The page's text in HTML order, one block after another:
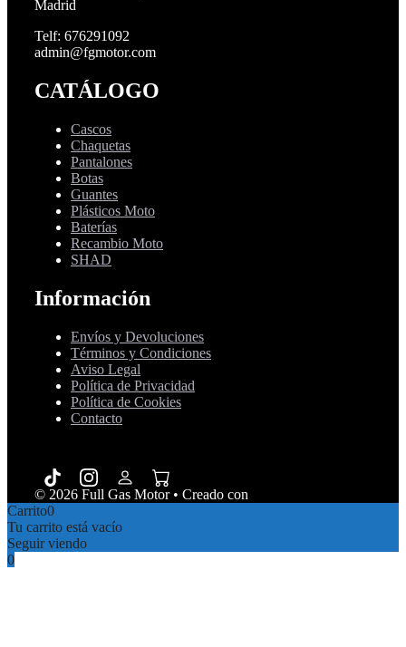
Madrid
Telf: 676291092
admin@fgmotor.com
CATÁLOGO
Cascos
Chaquetas
Pantalones
Botas
Guantes
Plásticos Moto
Baterías
Recambio Moto
SHAD
Información
Envíos y Devoluciones
Términos y Condiciones
Aviso Legal
Política de Privacidad
Política de Cookies
Contacto
© 2026 Full Gas Motor• Creado con
Carrito0
Tu carrito está vacío
Seguir viendo
0